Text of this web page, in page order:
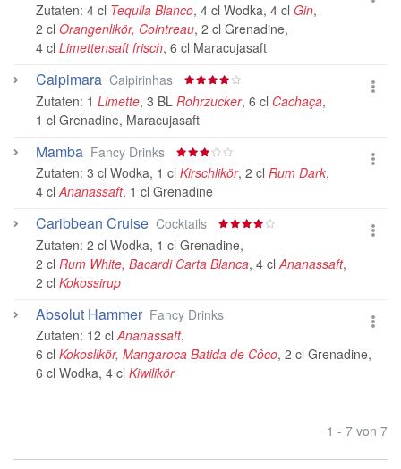
Zutaten: 4 cl Tequila Blanco, 4 cl Wodka, 4 cl Gin,
2 cl Orangenlikör, Cointreau, 2 cl Grenadine,
4 cl Limettensaft frisch, 6 cl Maracujasaft
Caipimara Caipirinhas
Zutaten: 1 Limette, 3 BL Rohrzucker, 6 cl Cachaça,
1 cl Grenadine, Maracujasaft
Mamba Fancy Drinks
Zutaten: 3 cl Wodka, 1 cl Kirschlikör, 2 cl Rum Dark,
4 clAnanassaft, 1 cl Grenadine
Caribbean Cruise Cocktails
Zutaten: 2 cl Wodka, 1 cl Grenadine,
2 cl Rum White, Bacardi Carta Blanca, 4 cl Ananassaft,
2 cl Kokossirup
Absolut Hammer Fancy Drinks
Zutaten: 12 clAnanassaft,
6 cl Kokoslikör, Mangaroca Batida de Côco, 2 cl Grenadine,
6 cl Wodka, 4 cl Kiwilikör
1 - 7 von 7